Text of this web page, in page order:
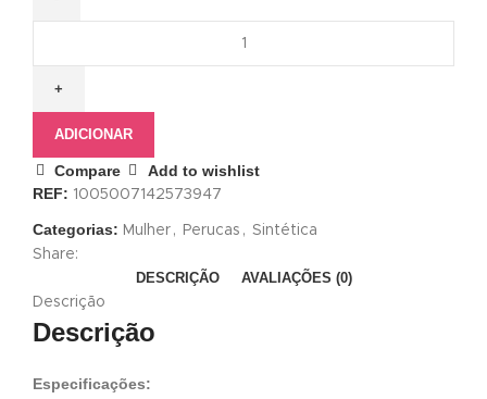
ADICIONAR
Compare
Add to wishlist
REF: 1005007142573947
Categorias: Mulher , Perucas , Sintética
Share:
DESCRIÇÃO AVALIAÇÕES (0)
Descrição
Descrição
Especificações: